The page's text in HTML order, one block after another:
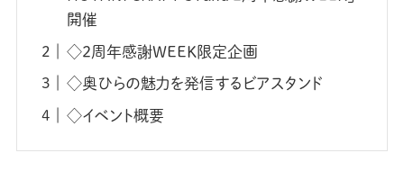
開催
◇2周年感謝WEEK限定企画
◇奥ひらの魅力を発信するビアスタンド
◇イベント概要